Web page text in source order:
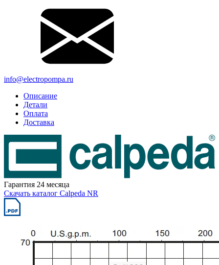
info@electropompa.ru
Описание
Детали
Оплата
Доставка
Гарантия 24 месяца
Скачать каталог Calpeda NR